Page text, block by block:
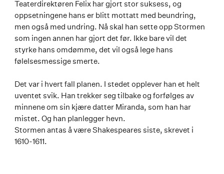
Teaterdirektøren Felix har gjort stor suksess, og
oppsetningene hans er blitt mottatt med beundring,
men også med undring. Nå skal han sette opp Stormen
som ingen annen har gjort det før. Ikke bare vil det
styrke hans omdømme, det vil også lege hans
følelsesmessige smerte.
Det var i hvert fall planen. I stedet opplever han et helt
uventet svik. Han trekker seg tilbake og forfølges av
minnene om sin kjære datter Miranda, som han har
mistet. Og han planlegger hevn.
Stormen antas å være Shakespeares siste, skrevet i
1610-1611.